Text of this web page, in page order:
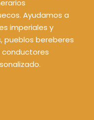
Ayudamos a
imperiales y
pueblos bereberes
conductores